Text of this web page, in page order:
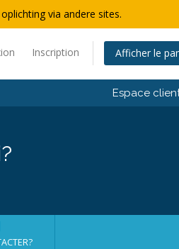
via andere sites.
Inscription Afficher le
Espace